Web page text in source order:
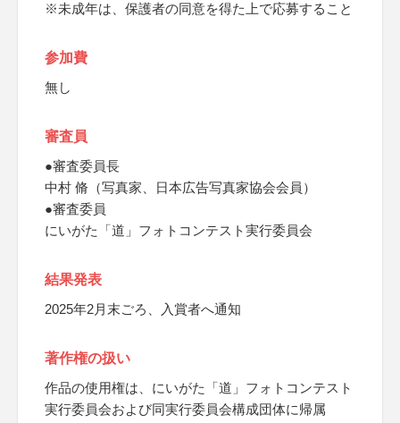
※未成年は、保護者の同意を得た上で応募すること
参加費
無し
審査員
●審査委員長
中村 脩（写真家、日本広告写真家協会会員）
●審査委員
にいがた「道」フォトコンテスト実行委員会
結果発表
2025年2月末ごろ、入賞者へ通知
著作権の扱い
作品の使用権は、にいがた「道」フォトコンテスト
実行委員会および同実行委員会構成団体に帰属